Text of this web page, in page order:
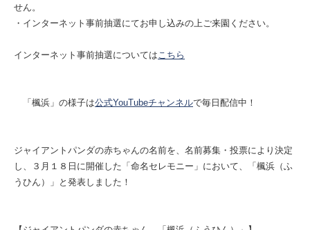
せん。
・インターネット事前抽選にてお申し込みの上ご来園ください。
インターネット事前抽選については こちら
「楓浜」の様子は公式YouTubeチャンネルで毎日配信中！
ジャイアントパンダの赤ちゃんの名前を、名前募集・投票により決定
し、３月１８日に開催した「命名セレモニー」において、「楓浜（ふ
うひん）」と発表しました！